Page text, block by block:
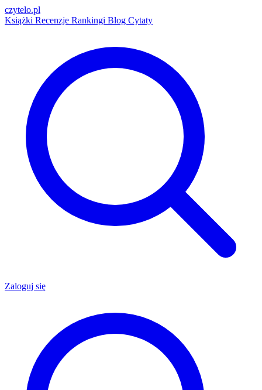
czytelo.pl
Książki Recenzje Rankingi Blog Cytaty
Zaloguj się